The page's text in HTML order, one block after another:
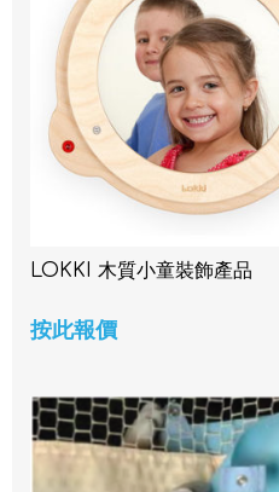
LOKKI 木質小童裝飾產品
按此報價